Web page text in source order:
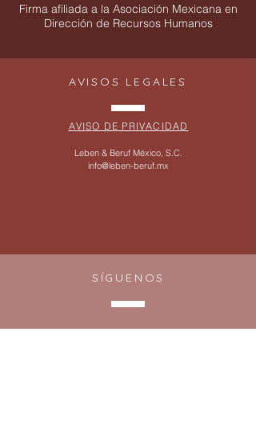
Firma afiliada a la Asociación Mexicana en
Dirección de Recursos Humanos
AVISOS LEGALES
AVISO DE PRIVACIDAD
Leben & Beruf México, S.C.
info@leben-beruf.mx
SÍGUENOS